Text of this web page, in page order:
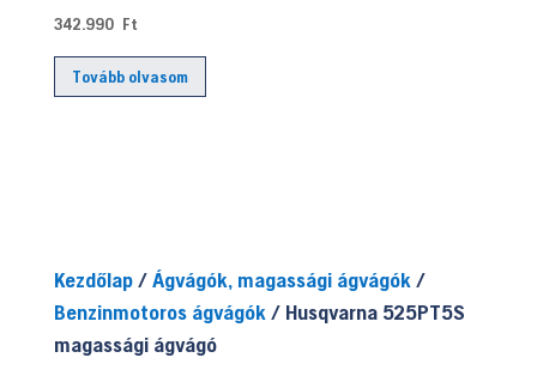
342.990 Ft
Tovább olvasom
Kezdőlap/Ágvágók, magassági ágvágók /
Benzinmotoros ágvágók / Husqvarna 525PT5S
magassági ágvágó